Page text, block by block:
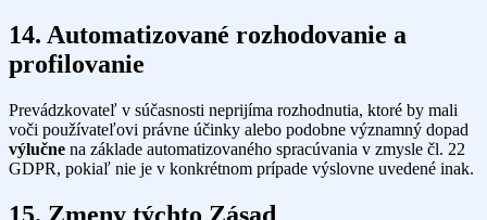
14. Automatizované rozhodovanie a
profilovanie
Prevádzkovateľ v súčasnosti neprijíma rozhodnutia, ktoré by mali
voči používateľovi právne účinky alebo podobne významný dopad
výlučne na základe automatizovaného spracúvania v zmysle čl. 22
GDPR, pokiaľ nie je v konkrétnom prípade výslovne uvedené inak.